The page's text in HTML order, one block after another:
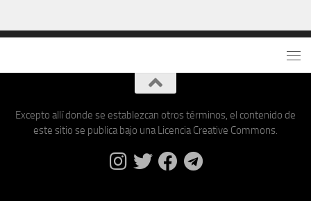
Excepto allí donde se establezcan otros términos, el contenido de
este sitio se publica bajo una Licencia Creative Commons.